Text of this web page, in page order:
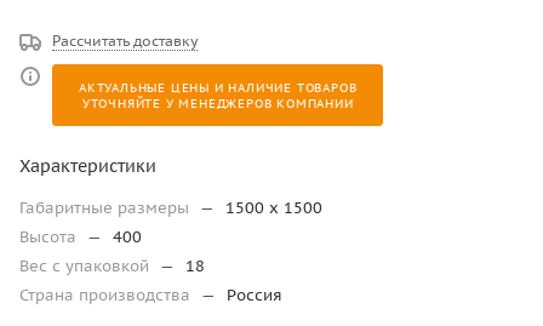
Рассчитать доставку
АКТУАЛЬНЫЕ ЦЕНЫ И НАЛИЧИЕ ТОВАРОВ
УТОЧНЯЙТЕ У МЕНЕДЖЕРОВ КОМПАНИИ
Характеристики
Габаритные размеры —
1500 x 1500
Высота
—
400
Вес с упаковкой
—
18
Страна производства
— Россия